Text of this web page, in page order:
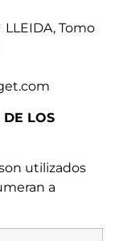
Tomo
DE LOS
utilizados
a